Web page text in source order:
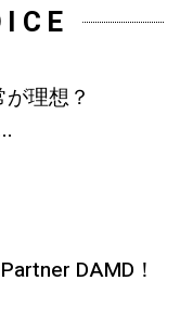
理想？
DAMD！